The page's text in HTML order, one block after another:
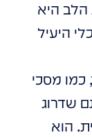
היא
היעיל
כמו מסכי
שדרוג
הוא